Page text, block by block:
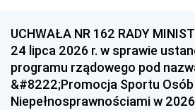
UCHWAŁA NR 162 RADY
24 lipca 2026 r. w sprawie
programu rządowego pod
&#8222;Promocja Sportu
Niepełnosprawnościami w